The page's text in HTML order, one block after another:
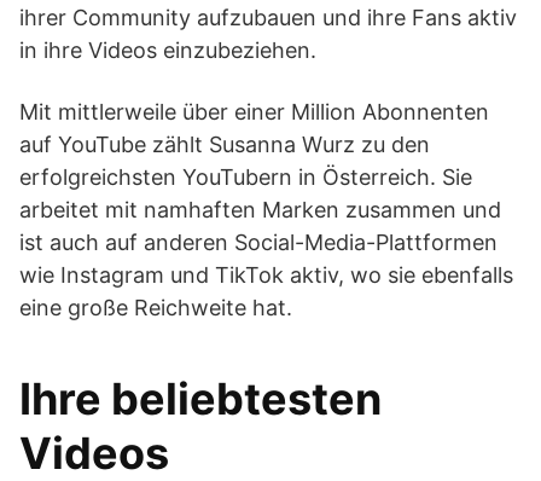
ihrer Community aufzubauen und ihre Fans aktiv
in ihre Videos einzubeziehen.
Mit mittlerweile über einer Million Abonnenten
auf YouTube zählt Susanna Wurz zu den
erfolgreichsten YouTubern in Österreich. Sie
arbeitet mit namhaften Marken zusammen und
ist auch auf anderen Social-Media-Plattformen
wie Instagram und TikTok aktiv, wo sie ebenfalls
eine große Reichweite hat.
Ihre beliebtesten
Videos